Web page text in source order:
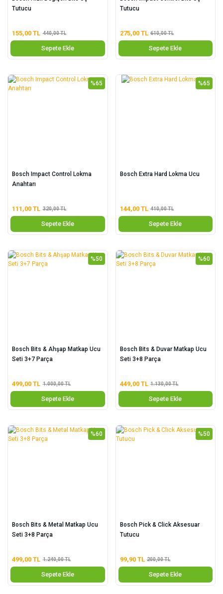
Tutucu
155,00 TL 440,00 TL
Sepete Ekle
Tutucu
275,00 TL 610,00 TL
Sepete Ekle
%65
Bosch Impact Control Lokma
Anahtarı
111,00 TL 320,00 TL
Sepete Ekle
%65
Bosch Extra Hard Lokma Ucu
144,00 TL 410,00 TL
Sepete Ekle
%50
Bosch Bits & Ahşap Matkap Ucu
Seti 3+7 Parça
499,00 TL 1.000,00 TL
Sepete Ekle
%60
Bosch Bits & Duvar Matkap Ucu
Seti 3+8 Parça
449,00 TL 1.130,00 TL
Sepete Ekle
%60
Bosch Bits & Metal Matkap Ucu
Seti 3+8 Parça
499,00 TL 1.240,00 TL
Sepete Ekle
%50
Bosch Pick & Click Aksesuar
Tutucu
99,90 TL 200,00 TL
Sepete Ekle